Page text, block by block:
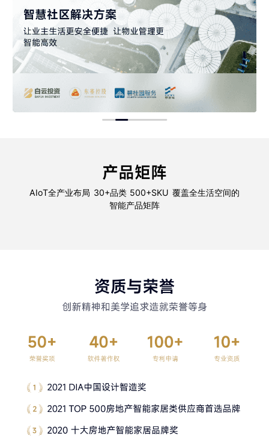
产品矩阵
AIoT全产业布局 30+品类 500+SKU 覆盖全生活空间的
智能产品矩阵